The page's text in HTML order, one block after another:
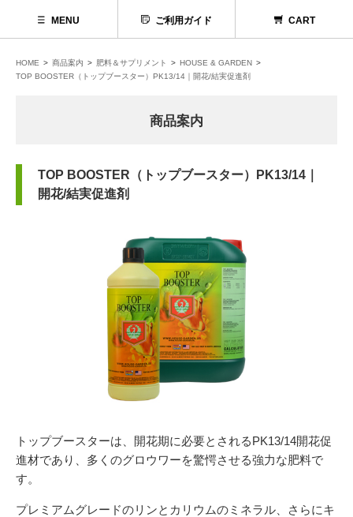
MENU
代理店募集
お問い合わせ
お電話でのお問い合わせ
054-270-4456
営業時間：平日：10～19時／土曜：12～18時
ご利用ガイド CART
HOME 商品案内 肥料＆サプリメント
HOUSE & GARDEN
TOP BOOSTER（トップブースター）PK13/14｜開花/結実促進剤
商品案内
TOP BOOSTER（トップブースター）PK13/14｜
開花/結実促進剤
トップブースターは、開花期に必要とされるPK13/14開花促
進材であり、多くのグロウワーを驚愕させる強力な肥料で
す。
プレミアムグレードのリンとカリウムのミネラル、さらにキ